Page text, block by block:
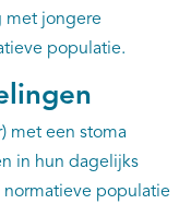
met jongere
populatie.
met een stoma
in hun dagelijks
populatie